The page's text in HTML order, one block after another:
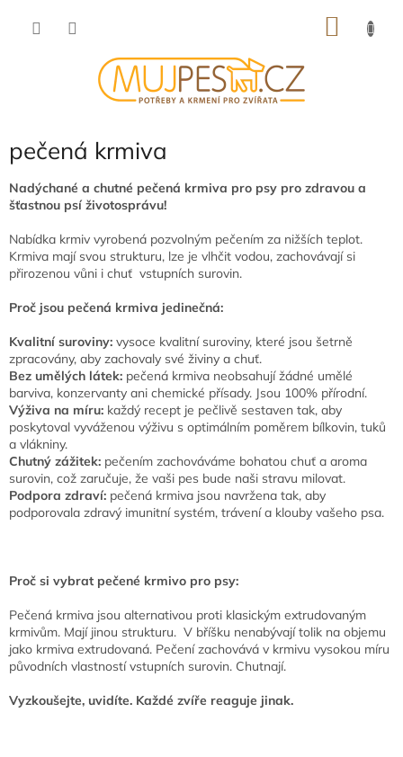
pečená krmiva
Nadýchané a chutné pečená krmiva pro psy pro zdravou a
šťastnou psí životosprávu!
Nabídka krmiv vyrobená pozvolným pečením za nižších teplot.
Krmiva mají svou strukturu, lze je vlhčit vodou, zachovávají si
přirozenou vůni i chuť vstupních surovin.
Proč jsou pečená krmiva jedinečná:
Kvalitní suroviny: vysoce kvalitní suroviny, které jsou šetrně
zpracovány, aby zachovaly své živiny a chuť.
Bez umělých látek: pečená krmiva neobsahují žádné umělé
barviva, konzervanty ani chemické přísady. Jsou 100% přírodní.
Výživa na míru: každý recept je pečlivě sestaven tak, aby
poskytoval vyváženou výživu s optimálním poměrem bílkovin, tuků
a vlákniny.
Chutný zážitek: pečením zachováváme bohatou chuť a aroma
surovin, což zaručuje, že vaši pes bude naši stravu milovat.
Podpora zdraví: pečená krmiva jsou navržena tak, aby
podporovala zdravý imunitní systém, trávení a klouby vašeho psa.
Proč si vybrat pečené krmivo pro psy:
Pečená krmiva jsou alternativou proti klasickým extrudovaným
krmivům. Mají jinou strukturu. V bříšku nenabývají tolik na objemu
jako krmiva extrudovaná. Pečení zachovává v krmivu vysokou míru
původních vlastností vstupních surovin. Chutnají.
Vyzkoušejte, uvidíte. Každé zvíře reaguje jinak.